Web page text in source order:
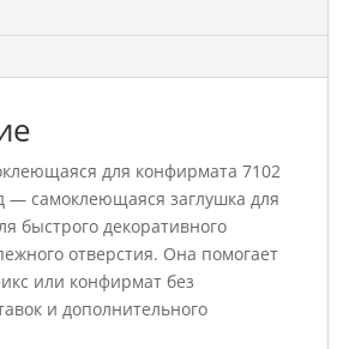
для конфирмата 7102
— самоклеющаяся заглушка для
быстрого декоративного
отверстия. Она помогает
или конфирмат без
и дополнительного